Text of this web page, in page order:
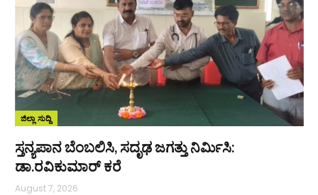
ಜಿಲ್ಲಾ ಸುದ್ದಿ
ಸ್ತನ್ಯಪಾನ ಬೆಂಬಲಿಸಿ, ಸದೃಢ ಜಗತ್ತು ನಿರ್ಮಿಸಿ:
ಡಾ.ರವಿಕುಮಾರ್ ಕರೆ
August 7, 2026